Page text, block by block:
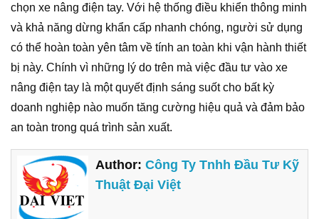
chọn xe nâng điện tay. Với hệ thống điều khiển thông minh
và khả năng dừng khẩn cấp nhanh chóng, người sử dụng
có thể hoàn toàn yên tâm về tính an toàn khi vận hành thiết
bị này. Chính vì những lý do trên mà việc đầu tư vào xe
nâng điện tay là một quyết định sáng suốt cho bất kỳ
doanh nghiệp nào muốn tăng cường hiệu quả và đảm bảo
an toàn trong quá trình sản xuất.
Author:Công Ty Tnhh Đầu Tư Kỹ
Thuật Đại Việt